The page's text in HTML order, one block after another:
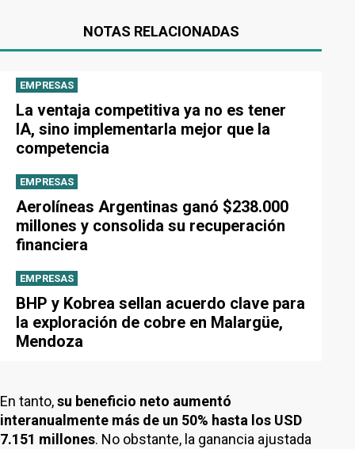
NOTAS RELACIONADAS
EMPRESAS
La ventaja competitiva ya no es tener
IA, sino implementarla mejor que la
competencia
EMPRESAS
Aerolíneas Argentinas ganó $238.000
millones y consolida su recuperación
financiera
EMPRESAS
BHP y Kobrea sellan acuerdo clave para
la exploración de cobre en Malargüe,
Mendoza
En tanto,su beneficio neto aumentó
interanualmente más de un 50% hasta los USD
7.151 millones. No obstante, la ganancia ajustada